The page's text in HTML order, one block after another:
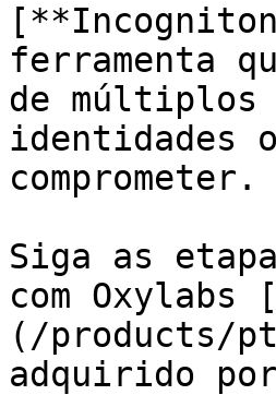
ferramenta
de
identidades
comprometer.
Siga as
com
(/products/
adquirido